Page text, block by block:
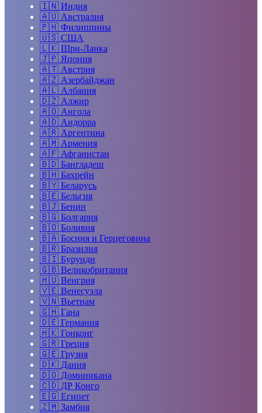
🇮🇳 Индия
🇦🇺 Австралия
🇵🇭 Филиппины
🇺🇸 США
🇱🇰 Шри-Ланка
🇯🇵 Япония
🇦🇹 Австрия
🇦🇿 Азербайджан
🇦🇱 Албания
🇩🇿 Алжир
🇦🇴 Ангола
🇦🇩 Андорра
🇦🇷 Аргентина
🇦🇲 Армения
🇦🇫 Афганистан
🇧🇩 Бангладеш
🇧🇭 Бахрейн
🇧🇾 Беларусь
🇧🇪 Бельгия
🇧🇯 Бенин
🇧🇬 Болгария
🇧🇴 Боливия
🇧🇦 Босния и Герцеговина
🇧🇷 Бразилия
🇧🇮 Бурунди
🇬🇧 Великобритания
🇭🇺 Венгрия
🇻🇪 Венесуэла
🇻🇳 Вьетнам
🇬🇭 Гана
🇩🇪 Германия
🇭🇰 Гонконг
🇬🇷 Греция
🇬🇪 Грузия
🇩🇰 Дания
🇩🇴 Доминикана
🇨🇩 ДР Конго
🇪🇬 Египет
🇿🇲 Замбия